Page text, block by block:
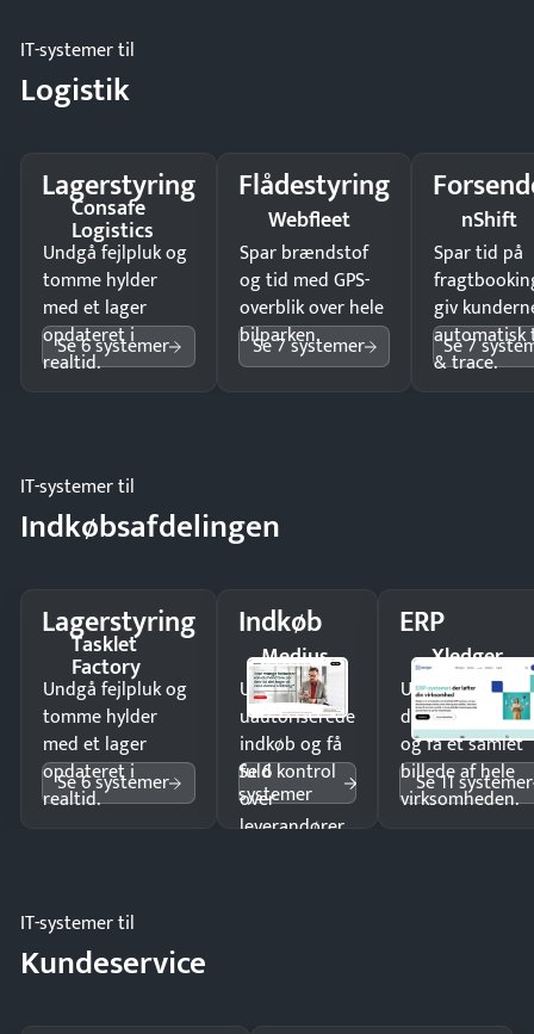
IT-systemer til
Logistik
Lagerstyring
Consafe
Logistics
Undgå fejlpluk og
tomme hylder
med et lager
opdateret i
realtid.
Se 6 systemer
Flådestyring
Webfleet
Spar brændstof
og tid med GPS-
overblik over hele
bilparken.
Se 7 systemer
nShift
Spar tid på
giv
automatisk
& trace.
Se 7
IT-systemer til
Indkøbsafdelingen
Lagerstyring
Tasklet
Factory
Undgå fejlpluk og
tomme hylder
med et lager
opdateret i
realtid.
Se 6 systemer
Indkøb
Medius
Undgå
uautoriserede
indkøb og få
fuld kontrol
over
leverandører
Se 6
systemer
ERP
Xledger
Undgå
og få ét samlet
billede af hele
virksomheden.
Se 11 systemer
IT-systemer til
Kundeservice